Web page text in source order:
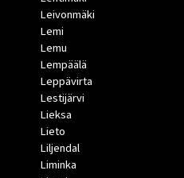
Leivonmäki
Lemi
Lemu
Lempäälä
Leppävirta
Lestijärvi
Lieksa
Lieto
Liljendal
Liminka